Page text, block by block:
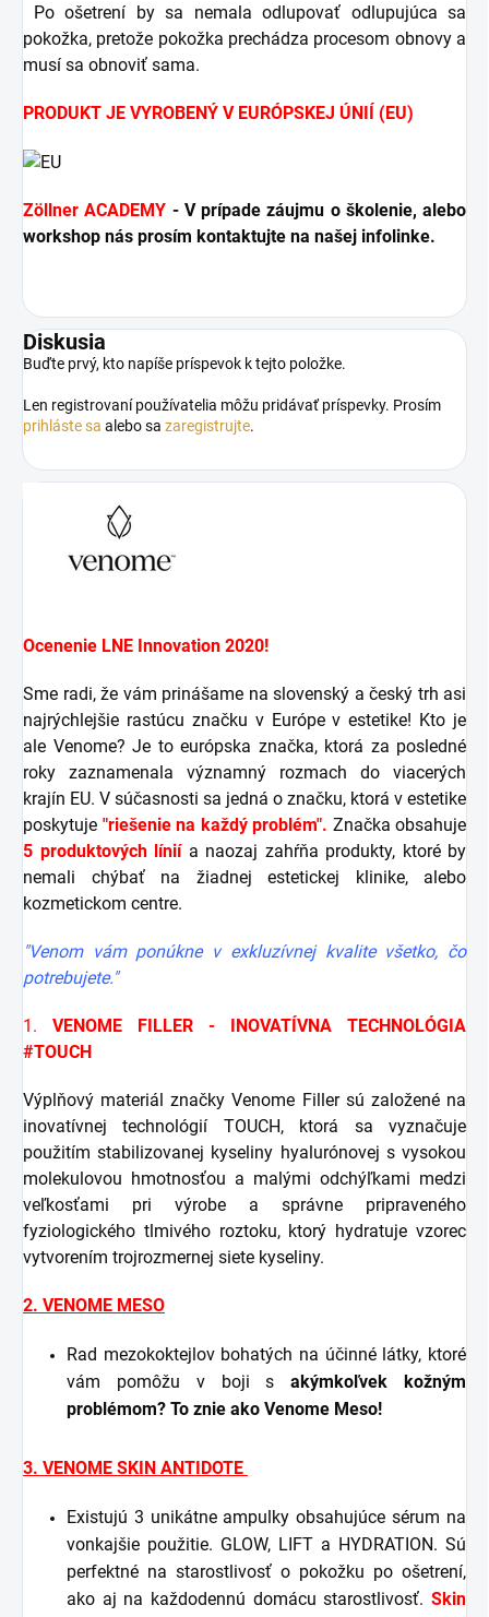
Po ošetrení by sa nemala odlupovať odlupujúca sa
pokožka, pretože pokožka prechádza procesom obnovy a
musí sa obnoviť sama.
PRODUKT JE VYROBENÝ V EURÓPSKEJ ÚNIÍ (EU)
Zöllner ACADEMY - V prípade záujmu o školenie, alebo
workshop nás prosím kontaktujte na našej infolinke.
Diskusia
Buďte prvý, kto napíše príspevok k tejto položke.
Len registrovaní používatelia môžu pridávať príspevky. Prosím
prihláste sa alebo sa zaregistrujte.
Ocenenie LNE Innovation 2020!
Sme radi, že vám prinášame na slovenský a český trh asi
najrýchlejšie rastúcu značku v Európe v estetike! Kto je
ale Venome? Je to európska značka, ktorá za posledné
roky zaznamenala významný rozmach do viacerých
krajín EU. V súčasnosti sa jedná o značku, ktorá v estetike
poskytuje "riešenie na každý problém". Značka obsahuje
5 produktových línií a naozaj zahŕňa produkty, ktoré by
nemali chýbať na žiadnej estetickej klinike, alebo
kozmetickom centre.
"Venom vám ponúkne v exkluzívnej kvalite všetko, čo
potrebujete."
1. VENOME FILLER - INOVATÍVNA TECHNOLÓGIA
#TOUCH
Výplňový materiál značky Venome Filler sú založené na
inovatívnej technológií TOUCH, ktorá sa vyznačuje
použitím stabilizovanej kyseliny hyalurónovej s vysokou
molekulovou hmotnosťou a malými odchýľkami medzi
veľkosťami pri výrobe a správne pripraveného
fyziologického tlmivého roztoku, ktorý hydratuje vzorec
vytvorením trojrozmernej siete kyseliny.
2. VENOME MESO
Rad mezokoktejlov bohatých na účinné látky, ktoré
vám pomôžu v boji sakýmkoľvek kožným
problémom? To znie ako Venome Meso!
3. VENOME SKIN ANTIDOTE
Existujú 3 unikátne ampulky obsahujúce sérum na
vonkajšie použitie. GLOW, LIFT a HYDRATION. Sú
perfektné na starostlivosť o pokožku po ošetrení,
ako aj na každodennú domácu starostlivosť. Skin